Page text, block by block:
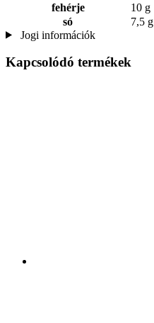
fehérje
10 g
só
7,5 g
Jogi információk
Kapcsolódó termékek